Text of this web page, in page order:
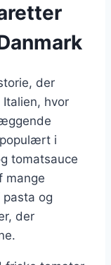
der
hvor
i
tomatsauce
mange
og
der